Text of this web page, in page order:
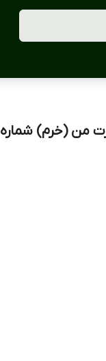
من (خرم) شماره 8